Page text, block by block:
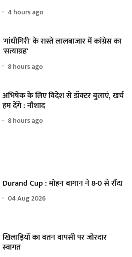
4 hours ago
'गांधीगिरी' के रास्ते लालबाजार में कांग्रेस का
'सत्याग्रह'
8 hours ago
अभिषेक के लिए विदेश से डॉक्टर बुलाएं, खर्च
हम देंगे : नौशाद
8 hours ago
Durand Cup : मोहन बागान ने 8-0 से रौंदा
04 Aug 2026
खिलाड़ियों का वतन वापसी पर जोरदार
स्वागत